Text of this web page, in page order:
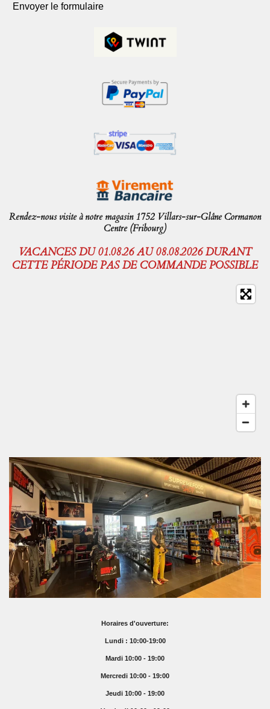
Envoyer le formulaire
Rendez-nous visite à notre magasin 1752 Villars-sur-Glâne Cormanon
Centre (Fribourg)
VACANCES DU 01.08.26 AU 08.08.2026 DURANT
CETTE PÉRIODE PAS DE COMMANDE POSSIBLE
Horaires d'ouverture:
Lundi : 10:00-19:00
Mardi 10:00 - 19:00
Mercredi 10:00 - 19:00
Jeudi 10:00 - 19:00